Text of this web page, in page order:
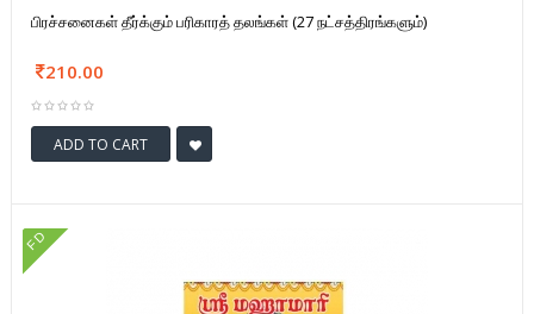
பிரச்சனைகள் தீர்க்கும் பரிகாரத் தலங்கள் (27 நட்சத்திரங்களும்)
210.00
ADD TO CART
FD